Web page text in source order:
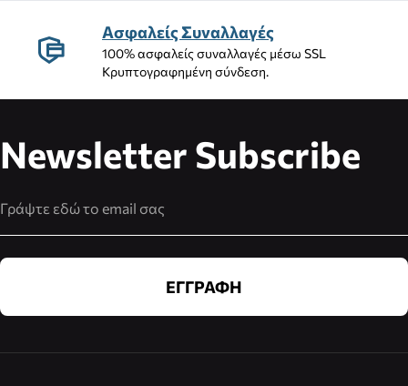
Ασφαλείς Συναλλαγές
100% ασφαλείς συναλλαγές μέσω SSL
Κρυπτογραφημένη σύνδεση.
Newsletter Subscribe
ΕΓΓΡΑΦΗ